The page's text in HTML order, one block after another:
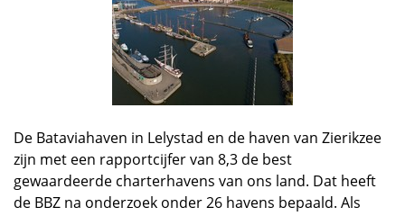
De Bataviahaven in Lelystad en de haven van Zierikzee
zijn met een rapportcijfer van 8,3 de best
gewaardeerde charterhavens van ons land. Dat heeft
de BBZ na onderzoek onder 26 havens bepaald. Als